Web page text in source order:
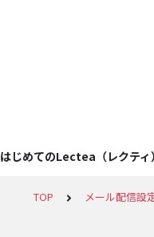
はじめてのLectea（レクティ）
TOP メール配信設